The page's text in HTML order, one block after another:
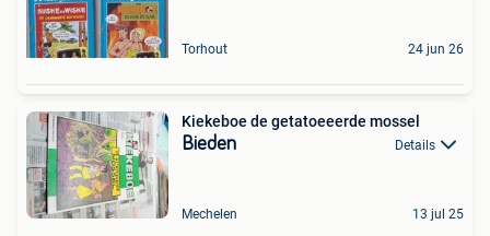
Torhout 24 jun 26
Kiekeboe de getatoeeerde mossel
Bieden Details
Mechelen 13 jul 25